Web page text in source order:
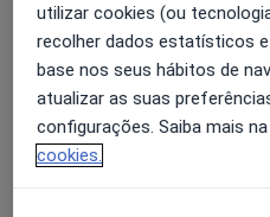
utilizar cookies (ou
recolher dados estatísticos
base nos seus hábitos de
atualizar as suas
configurações. Saiba mais na
cookies.